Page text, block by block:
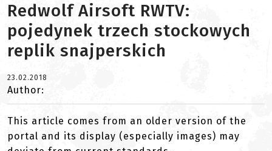
Redwolf Airsoft RWTV:
pojedynek trzech stockowych
replik snajperskich
23.02.2018
Author:
This article comes from an older version of the
portal and its display (especially images) may